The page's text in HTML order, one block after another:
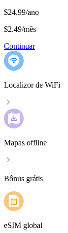
$24.99/ano
$2.49/mês
Continuar
Localizor de WiFi
Mapas offline
Bônus grátis
eSIM global